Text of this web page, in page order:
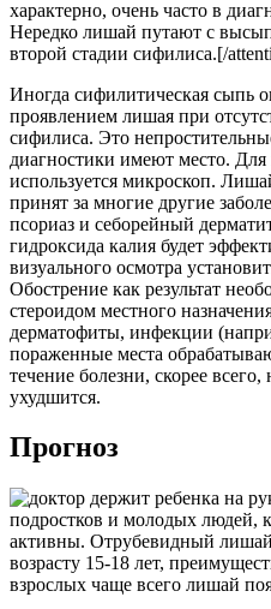
характерно, очень часто в
Нередко лишай путают с
второй стадии сифилиса.[/
Иногда сифилитическая сыпь
проявлением лишая при
сифилиса. Это
диагностики имеют место. Для
используется микроскоп.
принят за многие другие
псориаз и себорейный
гидроксида калия будет
визуального осмотра
Обострение как результат
стероидом местного
дерматофиты, инфекции
пораженные места
течение болезни, скорее
ухудшится.
Прогноз
подростков и молодых людей,
активны. Отрубевидный лишай
возрасту 15-18 лет,
взрослых чаще всего лишай